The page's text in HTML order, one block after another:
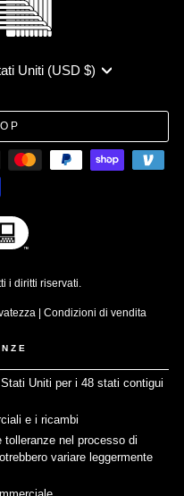
Uniti (USD $)
i diritti riservati.
| Condizioni di vendita
Uniti per i 48 stati contigui
e i ricambi
nel processo di
variare leggermente